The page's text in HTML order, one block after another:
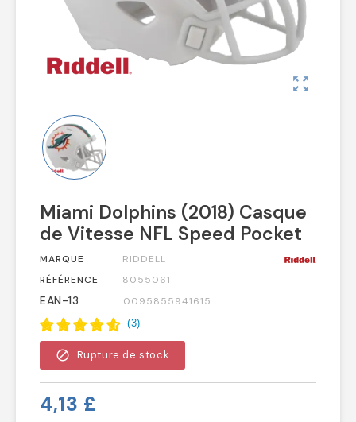
zoom_out_map
Miami Dolphins (2018) Casque
de Vitesse NFL Speed Pocket
MARQUE
RIDDELL
RÉFÉRENCE
8055061
EAN-13 0095855941615
(3)
block Rupture de stock
4,13 £